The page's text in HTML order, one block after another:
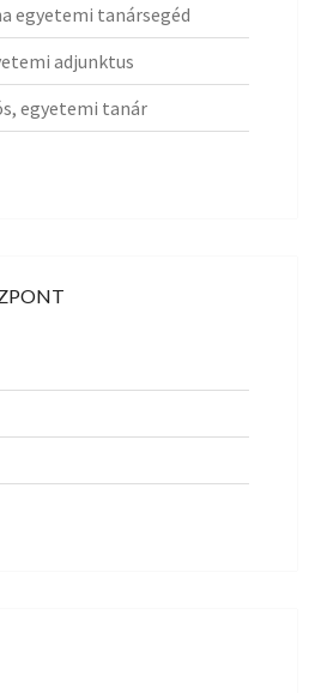
egyetemi tanársegéd
adjunktus
egyetemi tanár